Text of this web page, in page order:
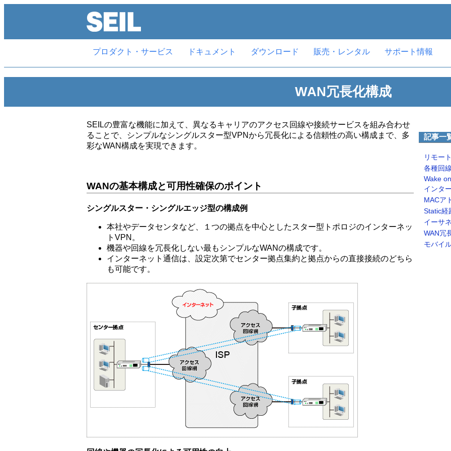
プロダクト・サービス ドキュメント ダウンロード 販売・レンタル サポート情報
WAN冗長化構成
記事一
リモー
各種回
Wake
インタ
MACア
Static経
イーサ
WAN冗
モバイ
SEILの豊富な機能に加えて、異なるキャリアのアクセス回線や接続サービスを組み合わせ
ることで、シンプルなシングルスター型VPNから冗長化による信頼性の高い構成まで、多
彩なWAN構成を実現できます。
WANの基本構成と可用性確保のポイント
シングルスター・シングルエッジ型の構成例
本社やデータセンタなど、１つの拠点を中心としたスター型トポロジのインターネッ
トVPN。
機器や回線を冗長化しない最もシンプルなWANの構成です。
インターネット通信は、設定次第でセンター拠点集約と拠点からの直接接続のどちら
も可能です。